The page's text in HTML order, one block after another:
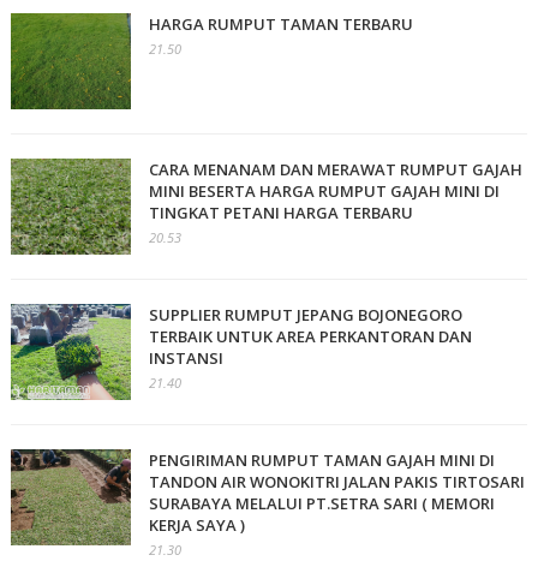
HARGA RUMPUT TAMAN TERBARU
21.50
CARA MENANAM DAN MERAWAT RUMPUT GAJAH
MINI BESERTA HARGA RUMPUT GAJAH MINI DI
TINGKAT PETANI HARGA TERBARU
20.53
SUPPLIER RUMPUT JEPANG BOJONEGORO
TERBAIK UNTUK AREA PERKANTORAN DAN
INSTANSI
21.40
PENGIRIMAN RUMPUT TAMAN GAJAH MINI DI
TANDON AIR WONOKITRI JALAN PAKIS TIRTOSARI
SURABAYA MELALUI PT.SETRA SARI ( MEMORI
KERJA SAYA )
21.30